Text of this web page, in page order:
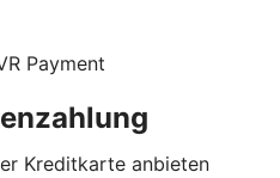
Payment
Kreditkarte anbieten